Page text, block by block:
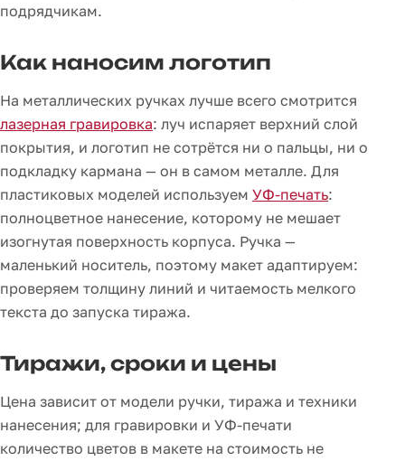
подрядчикам.
Как наносим логотип
На металлических ручках лучше всего смотрится
лазерная гравировка: луч испаряет верхний слой
покрытия, и логотип не сотрётся ни о пальцы, ни о
подкладку кармана — он в самом металле. Для
пластиковых моделей используем УФ-печать:
полноцветное нанесение, которому не мешает
изогнутая поверхность корпуса. Ручка —
маленький носитель, поэтому макет адаптируем:
проверяем толщину линий и читаемость мелкого
текста до запуска тиража.
Тиражи, сроки и цены
Цена зависит от модели ручки, тиража и техники
нанесения; для гравировки и УФ-печати
количество цветов в макете на стоимость не